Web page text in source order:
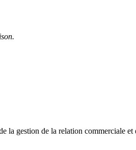
la gestion de la relation commerciale